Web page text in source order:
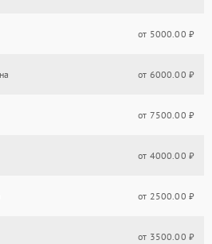
от 5000.00 ₽
от 6000.00 ₽
от 7500.00 ₽
от 4000.00 ₽
от 2500.00 ₽
от 3500.00 ₽